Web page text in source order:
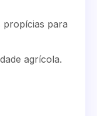
propícias para
agrícola.